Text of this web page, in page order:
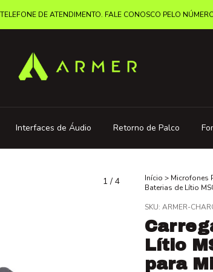
DE ATENDIMENTO. FALE CONOSCO PELO
Interfaces de Áudio Retorno de Palco
1 / 4 Início > Microfones
Baterias de Lítio
SKU: ARMER-
Lítio
para